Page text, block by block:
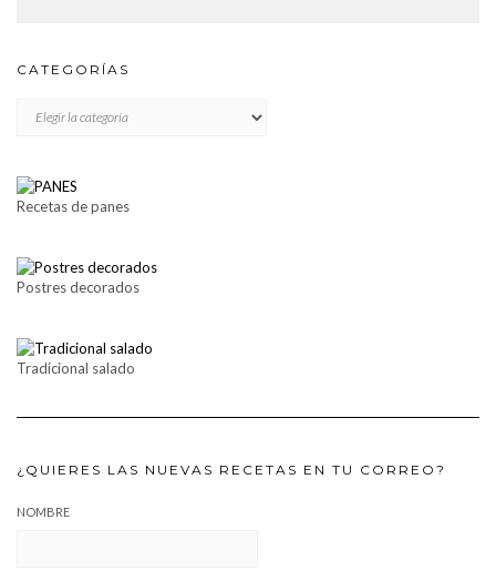
CATEGORÍAS
Recetas de panes
Postres decorados
Tradicional salado
¿QUIERES LAS NUEVAS RECETAS EN TU CORREO?
NOMBRE